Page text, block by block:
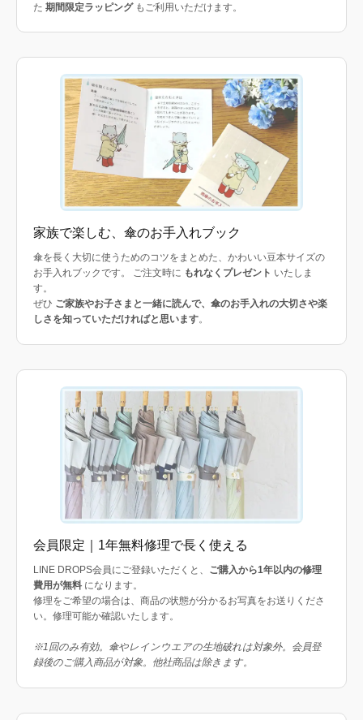
た 期間限定ラッピングもご利用いただけます。
家族で楽しむ、傘のお手入れブック
傘を長く大切に使うためのコツをまとめた、かわいい豆本サイズの
お手入れブックです。 ご注文時に もれなくプレゼント いたしま
す。
ぜひ ご家族やお子さまと一緒に読んで、傘のお手入れの大切さや楽
しさを知っていただければと思います。
会員限定｜1年無料修理で長く使える
LINE DROPS会員にご登録いただくと、 ご購入から1年以内の修理
費用が無料 になります。
修理をご希望の場合は、商品の状態が分かるお写真をお送りくださ
い。修理可能か確認いたします。
※1回のみ有効。傘やレインウエアの生地破れは対象外。会員登
録後のご購入商品が対象。他社商品は除きます。